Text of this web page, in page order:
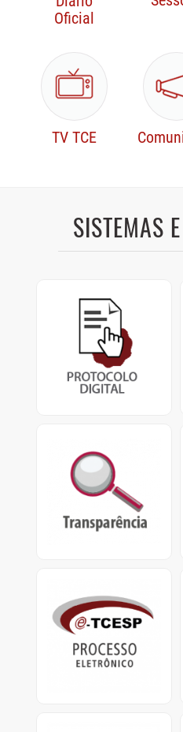
Oficial
TV TCE
SISTEMAS
Cadastre e consulte
documentos enviados ao
TCESP.
Portal da Transparência
do TCESP e Portal da
Transparência Municipal
Sistema de Processo
Eletrônico